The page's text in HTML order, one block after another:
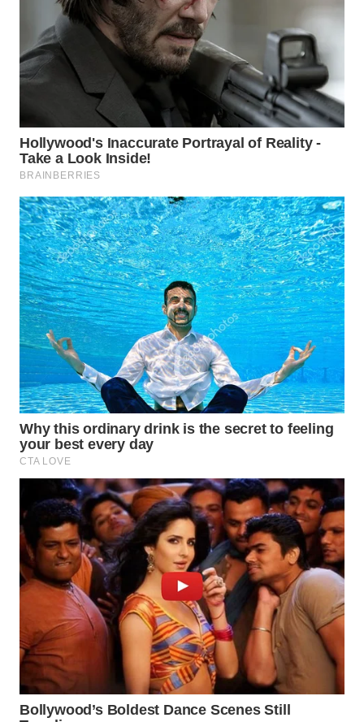
WN
INDRAMAYU
KUNINGAN
WN
MAJALENGKA
SUBANG
WN
SUKABUMI
WN
PURWAKARTA
WN
PRIANGAN
TIMUR
WN
SEMARANG
WN
SOLO
WN
BOROBUDUR
WN
MADURA
WN
SURABAYA